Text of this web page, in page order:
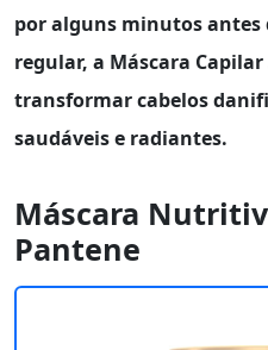
por alguns minutos antes
regular, a Máscara
transformar cabelos
saudáveis e radiantes.
Máscara
Pantene